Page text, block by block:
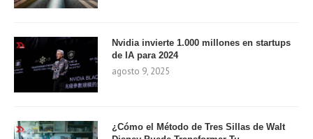
Nvidia invierte 1.000 millones en startups
de IA para 2024
agosto 9, 2025
¿Cómo el Método de Tres Sillas de Walt